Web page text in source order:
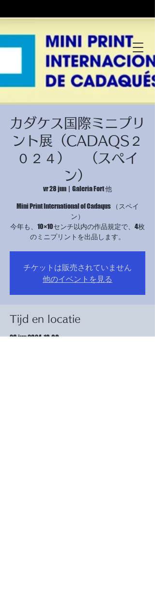
© Copyright
© Copyright
カダケス国際ミニプリ
ント展（CADAQS２
０２４） （スペイ
ン）
vr 28 jun
  |
Galeria Fort 他
Mini Print International of Cadaqus （スペイ
ン）
今年も、10×10センチ以内の作品規定で、4枚
チケットは販売されていません
他のイベントを見る
Tijd en locatie
28 jun 2024, 18:00